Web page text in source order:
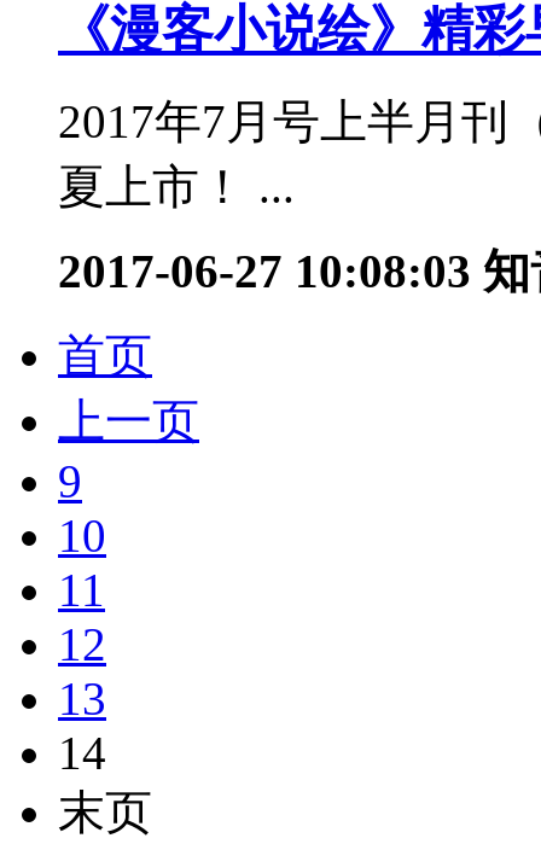
《漫客小说绘》精
2017年7月号上半月刊
夏上市！ ...
2017-06-27 10:08:03
首页
上一页
9
10
11
12
13
14
末页